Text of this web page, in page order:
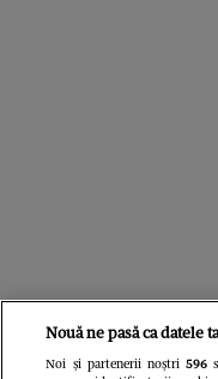
Nouă ne pasă ca datele
Noi și partenerii noștri 596